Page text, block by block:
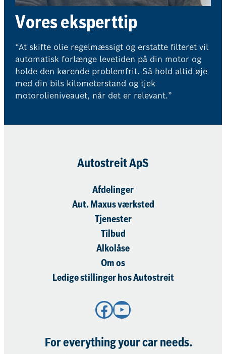
Vores eksperttip
“At skifte olie regelmæssigt og erstatte filteret vil
automatisk forlænge levetiden på din motor og
holde den kørende problemfrit. Så hold altid øje
med din bils kilometerstand og tjek
motorolieniveauet, når det er relevant.”
Autostreit ApS
Afdelinger
Aut. Maxus værksted
Tjenester
Tilbud
Alkolåse
Om os
Ledige stillinger hos Autostreit
Facebook YouTube
For everything your car needs.